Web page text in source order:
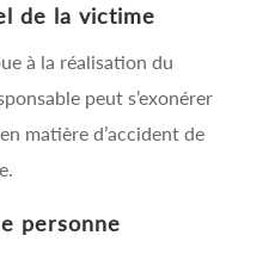
de la victime
à la réalisation du
peut s’exonérer
matière d’accident de
personne